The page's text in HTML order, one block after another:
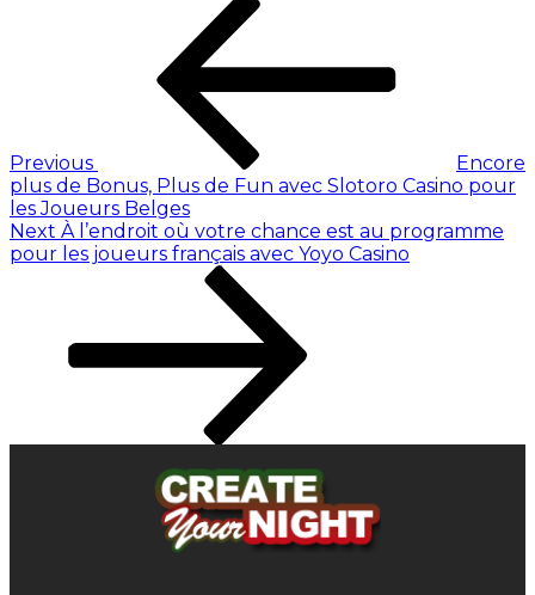
Previous
Encore
plus de Bonus, Plus de Fun avec Slotoro Casino pour
les Joueurs Belges
Next À l’endroit où votre chance est au programme
pour les joueurs français avec Yoyo Casino